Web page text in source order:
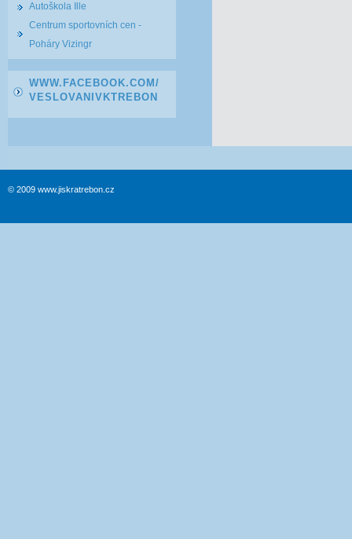
Autoškola Ille
Centrum sportovních cen -
Poháry Vizingr
WWW.FACEBOOK.COM/
VESLOVANIVKTREBON
© 2009 www.jiskratrebon.cz